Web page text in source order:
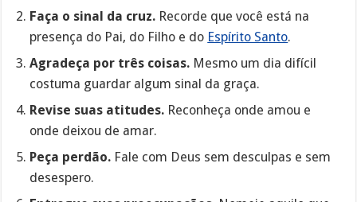
Faça o sinal da cruz. Recorde que você está na
presença do Pai, do Filho e do Espírito Santo.
Agradeça por três coisas. Mesmo um dia difícil
costuma guardar algum sinal da graça.
Revise suas atitudes. Reconheça onde amou e
onde deixou de amar.
Peça perdão. Fale com Deus sem desculpas e sem
desespero.